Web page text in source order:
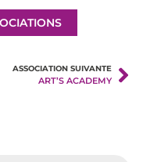
ASSOCIATION SUIVANTE
ART’S ACADEMY